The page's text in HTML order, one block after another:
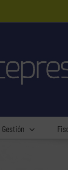
Gestión